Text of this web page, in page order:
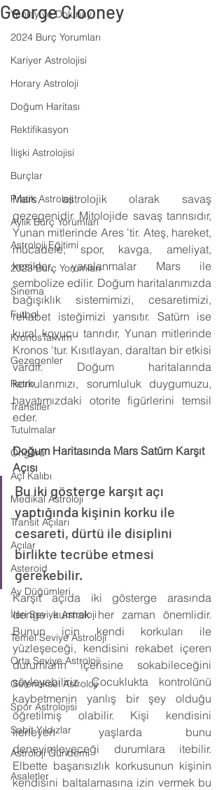
Yeniay ve Dolunay
2024 Burç Yorumları
Kariyer Astrolojisi
Horary Astroloji
Doğum Haritası
Rektifikasyon
İlişki Astrolojisi
Burçlar
Pratik Astroloji
Aylık Burç Yorumları
Astroloji Eğitimi
2023 Burç Yorumları
Sinema
Futbol
KronosTakvim
Gezegenler
Retro
Transitler
Tutulmalar
Öngörü
Açı Kalıbı
Medikal Astroloji
Transit Açıları
Açılar
Asteroid
Ay Düğümleri
İleri Seviye Astroloji
Temel Seviye Astroloji
Orta Seviye Astroloji
Geleneksel Astroloji
Spor Astrolojisi
Sabit Yıldızlar
Astroloji Gündemi
Asaletler
George Clooney
Mars, astrolojik olarak savaş
gezegenidir. Mitolojide savaş tanrısıdır,
Yunan mitlerinde Ares 'tir. Ateş, hareket,
mücadele, spor, kavga, ameliyat,
kesikler, yaralanmalar Mars ile
sembolize edilir. Doğum haritalarımızda
bağışıklık sistemimizi, cesaretimizi,
rekabet isteğimizi yansıtır. Satürn ise
kural koyucu tanrıdır, Yunan mitlerinde
Kronos 'tur. Kısıtlayan, daraltan bir etkisi
vardır. Doğum haritalarında
korkularımızı, sorumluluk duygumuzu,
hayatımızdaki otorite figürlerini temsil
eder.
Doğum Haritasında Mars Satürn Karşıt
Açısı
Bu iki gösterge karşıt açı
yaptığında kişinin korku ile
cesareti, dürtü ile disiplini
birlikte tecrübe etmesi
gerekebilir.
Karşıt açıda iki gösterge arasında
denge kurmak her zaman önemlidir.
Bunun için kendi korkuları ile
yüzleşeceği, kendisini rekabet içeren
durumların içerisine sokabileceğini
söyleyebiliriz. Çocuklukta kontrolünü
kaybetmenin yanlış bir şey olduğu
öğretilmiş olabilir. Kişi kendisini
ilerleyen yaşlarda bunu
deneyimleyeceği durumlara itebilir.
Elbette başarısızlık korkusunun kişinin
kendisini baltalamasına izin vermek bu